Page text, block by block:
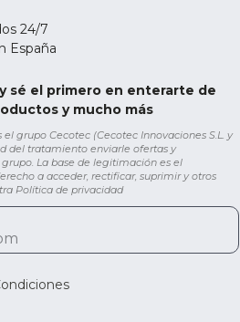
24/7
España
sé el primero en enterarte de
y mucho más
grupo Cecotec (Cecotec Innovaciones S.L. y
del tratamiento enviarle ofertas y
La base de legitimación es el
a acceder, rectificar, suprimir y otros
Política de privacidad